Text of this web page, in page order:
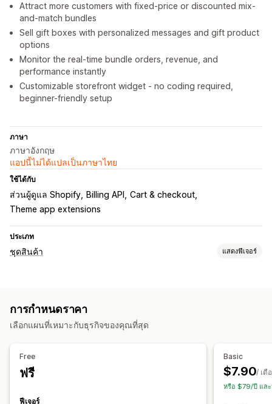
Attract more customers with fixed-price or discounted mix-
and-match bundles
Sell gift boxes with personalized messages and gift product
options
Monitor the real-time bundle orders, revenue, and
performance instantly
Customizable storefront widget - no coding required,
beginner-friendly setup
ภาษา
ภาษาอังกฤษ
แอปนี้ไม่ได้แปลเป็นภาษาไทย
ใช้ได้กับ
ส่วนผู้ดูแล Shopify Billing API
Cart & checkout
Theme app extensions
ประเภท
ชุดสินค้า แสดงฟีเจอร์
ชุดตัวเลือกที่ไม่มีที่สิ้นสุด
ชุดการค้าส่ง ชุดการขายเพิ่ม ชุดการเสนอสินค้าอื่นที่คล้ายกัน
การกำหนดราคาที่ตั้งได้
เปอร์เซ็นต์ส่วนลด
การกำหนดราคา
เลือกแผนที่เหมาะกับธุรกิจของคุณที่สุด
Free
ฟรี
ฟีเจอร์
Basic
$7.90/ เดื
หรือ $79/ปี และ